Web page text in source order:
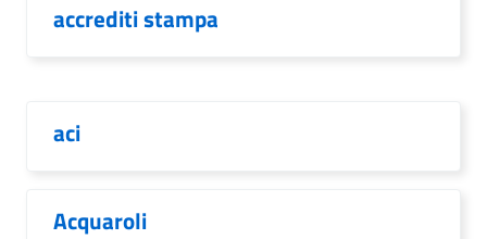
accrediti stampa
aci
Acquaroli